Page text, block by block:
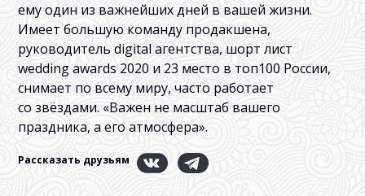
ему один из важнейших дней в вашей жизни.
Имеет большую команду продакшена,
руководитель digital агентства, шорт лист
wedding awards 2020 и 23 место в топ100 России,
снимает по всему миру, часто работает
со звёздами. «Важен не масштаб вашего
праздника, а его атмосфера».
Рассказать друзьям